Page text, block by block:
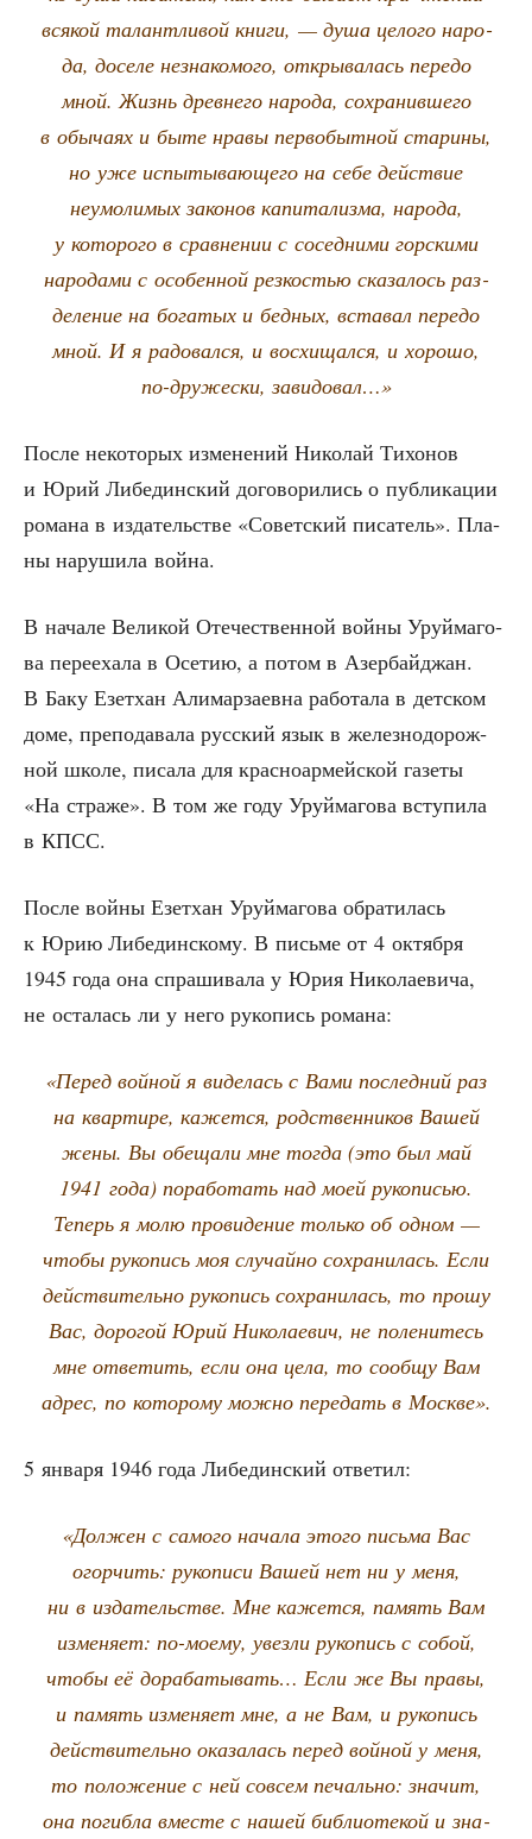
вся­кой талант­ли­вой кни­ги, — душа цело­го наро­
да, досе­ле незна­ко­мо­го, откры­ва­лась пере­до
мной. Жизнь древ­не­го наро­да, сохра­нив­ше­го
в обы­ча­ях и быте нра­вы пер­во­быт­ной ста­ри­ны,
но уже испы­ты­ва­ю­ще­го на себе дей­ствие
неумо­ли­мых зако­нов капи­та­лиз­ма, наро­да,
у кото­ро­го в срав­не­нии с сосед­ни­ми гор­ски­ми
наро­да­ми с осо­бен­ной рез­ко­стью ска­за­лось раз­
де­ле­ние на бога­тых и бед­ных, вста­вал пере­до
мной. И я радо­вал­ся, и вос­хи­щал­ся, и хоро­шо,
по-дру­же­ски, завидовал…»
После неко­то­рых изме­не­ний Нико­лай Тихо­нов
и Юрий Либе­дин­ский дого­во­ри­лись о пуб­ли­ка­ции
рома­на в изда­тель­стве «Совет­ский писа­тель». Пла­
ны нару­ши­ла война.
В нача­ле Вели­кой Оте­че­ствен­ной вой­ны Уруй­ма­го­
ва пере­еха­ла в Осе­тию, а потом в Азер­бай­джан.
В Баку Езет­хан Али­мар­за­ев­на рабо­та­ла в дет­ском
доме, пре­по­да­ва­ла рус­ский язык в желез­но­до­рож­
ной шко­ле, писа­ла для крас­но­ар­мей­ской газе­ты
«На стра­же». В том же году Уруй­ма­го­ва всту­пи­ла
в КПСС.
После войны Езет­хан Уруй­ма­го­ва обра­ти­лась
к Юрию Либе­дин­ско­му. В пись­ме от 4 октяб­ря
1945 года она спра­ши­ва­ла у Юрия Нико­ла­е­ви­ча,
не оста­лась ли у него руко­пись романа:
«Перед войной я виде­лась с Вами послед­ний раз
на квар­ти­ре, кажет­ся, род­ствен­ни­ков Вашей
жены. Вы обе­ща­ли мне тогда (это был май
1941 года) пора­бо­тать над моей руко­пи­сью.
Теперь я молю про­ви­де­ние толь­ко об одном —
что­бы руко­пись моя случайно сохра­ни­лась. Если
действительно руко­пись сохра­ни­лась, то про­шу
Вас, доро­гой Юрий Нико­ла­е­вич, не поле­ни­тесь
мне отве­тить, если она цела, то сооб­щу Вам
адрес, по кото­ро­му мож­но пере­дать в Москве».
5 янва­ря 1946 года Либе­дин­ский ответил:
«Дол­жен с само­го нача­ла это­го пись­ма Вас
огор­чить: руко­пи­си Вашей нет ни у меня,
ни в изда­тель­стве. Мне кажет­ся, память Вам
изме­ня­ет: по-мое­му, увез­ли руко­пись с собой,
что­бы её дора­ба­ты­вать… Если же Вы пра­вы,
и память изме­ня­ет мне, а не Вам, и руко­пись
действительно ока­за­лась перед войной у меня,
то поло­же­ние с ней совсем печаль­но: зна­чит,
она погиб­ла вме­сте с нашей биб­лио­те­кой и зна­